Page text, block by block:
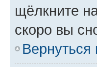
щёлкните
скоро вы
Вернуться